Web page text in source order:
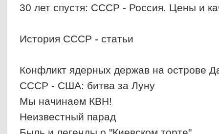
30 лет спустя: СССР - Россия. Цены и
История СССР - статьи
Конфликт ядерных держав на острове
СССР - США: битва за Луну
Мы начинаем КВН!
Неизвестный парад